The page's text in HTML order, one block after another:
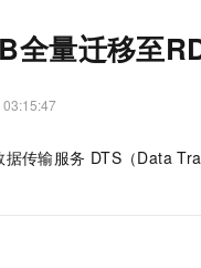
全量迁移至
传输服务 DTS（Data
智能体模型
Kimi-K3
电脑
对象存储
一站式AI开
旗舰模型
聪明
即刻拥有
享300元代金券
阿里云
Qwen3.8-
价格优势
身份实名认证
OCR 文字识
作计划
产品生态伙
企业增值服
云栖战略参考
看见新力量